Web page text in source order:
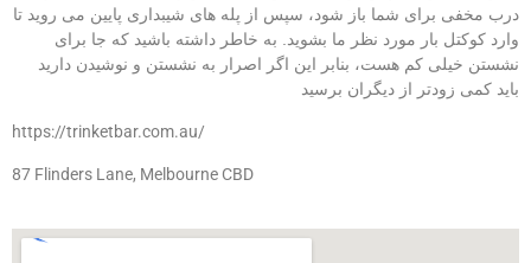
درب مخفی برای شما باز شود، سپس از پله های شیبداری پایین می روید تا
وارد کوکتل بار مورد نظر ما بشوید. به خاطر داشته باشید که جا برای
نشستن خیلی کم هست، بنابر این اگر اصرار به نشستن و نوشیدن دارید
باید کمی زودتر از دیگران برسید
https://trinketbar.com.au/
87 Flinders Lane, Melbourne CBD